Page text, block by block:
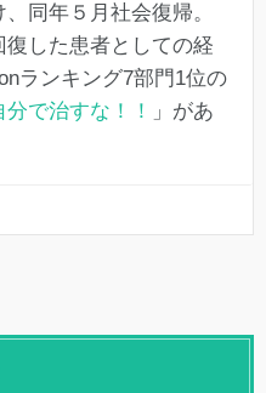
同年５月社会復帰。
した患者としての経
ランキング7部門1位の
で治すな！！
」があ